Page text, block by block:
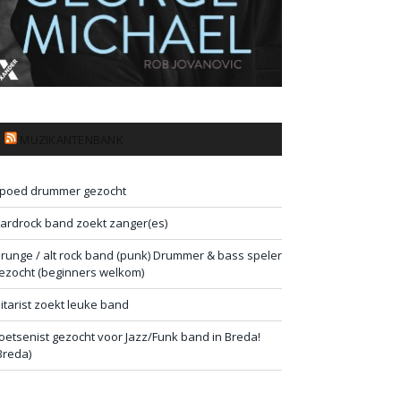
drummer gezocht
band zoekt zanger(es)
/ alt rock band (punk) Drummer & bass speler
(beginners welkom)
zoekt leuke band
gezocht voor Jazz/Funk band in Breda!